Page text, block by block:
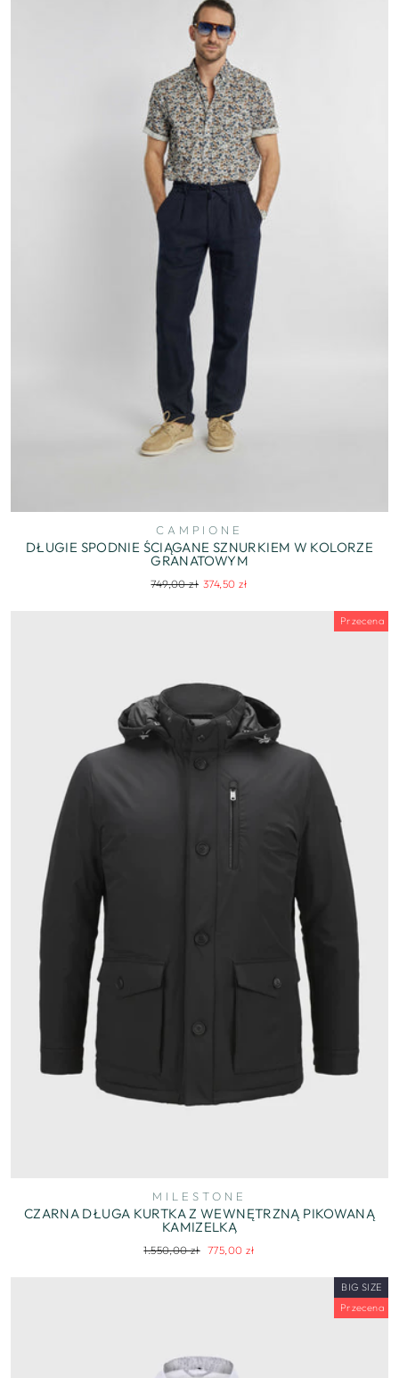
CAMPIONE
DŁUGIE SPODNIE ŚCIĄGANE SZNURKIEM W KOLORZE
GRANATOWYM
Regularna
749,00 zł Cena
374,50 zł
Przecena
MILESTONE
CZARNA DŁUGA KURTKA Z WEWNĘTRZNĄ PIKOWANĄ
KAMIZELKĄ
Regularna
1.550,00 zł Cena
775,00 zł
BIG SIZE
Przecena